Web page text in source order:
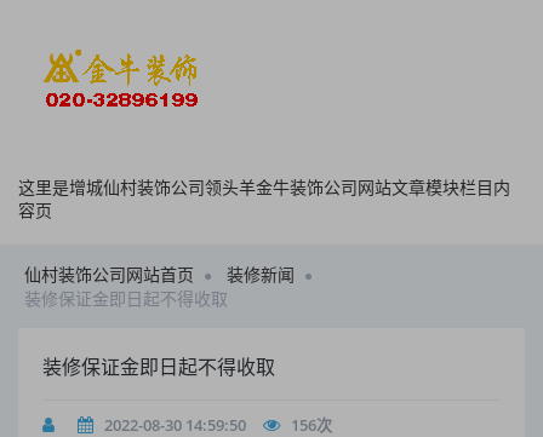
这里是增城仙村装饰公司领头羊金牛装饰公司网站文章模块栏目内
容页
仙村装饰公司网站首页
装修新闻
装修保证金即日起不得收取
装修保证金即日起不得收取
2022-08-30 14:59:50 156次